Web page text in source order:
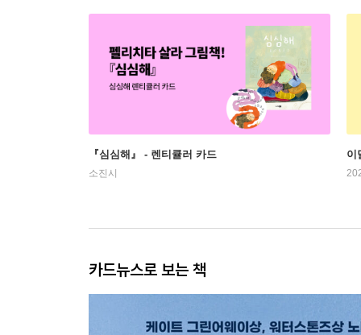
『심심해』 - 렌티큘러 카드
소진시
이
카드뉴스로 보는 책